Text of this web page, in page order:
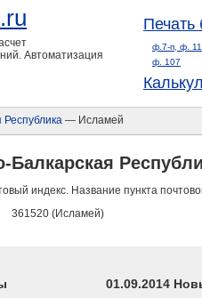
Автоматизация
Печать
ф.7-п, ф.
ф. 107
Республика — Исламей
индекс. Название пункта
361520 (Исламей)
01.09.2014